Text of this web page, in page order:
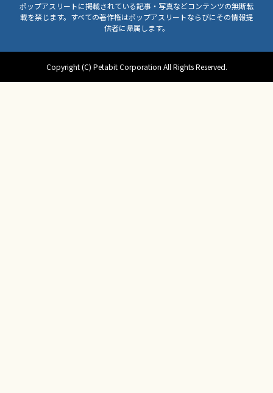
ポップアスリートに掲載されている記事・写真などコンテンツの無断転
載を禁じます。すべての著作権はポップアスリートならびにその情報提
供者に帰属します。
Copyright (C) Petabit Corporation All Rights Reserved.